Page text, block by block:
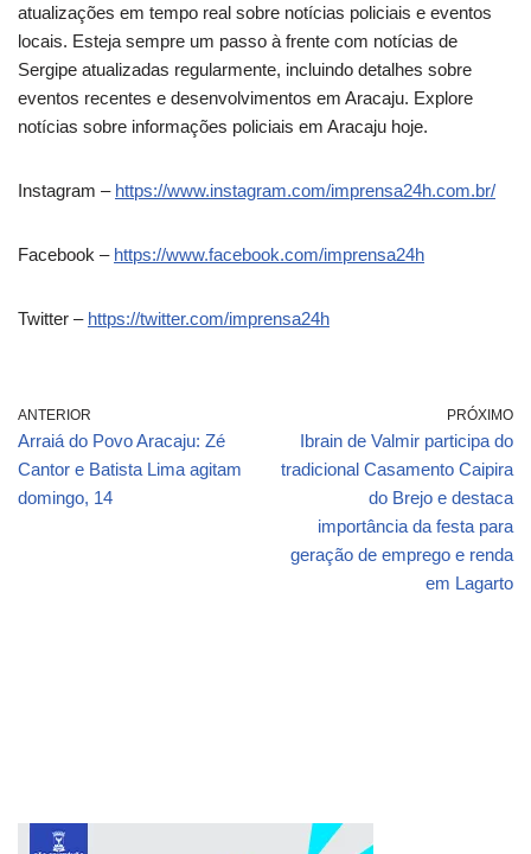
atualizações em tempo real sobre notícias policiais e eventos
locais. Esteja sempre um passo à frente com notícias de
Sergipe atualizadas regularmente, incluindo detalhes sobre
eventos recentes e desenvolvimentos em Aracaju. Explore
notícias sobre informações policiais em Aracaju hoje.
Instagram – https://www.instagram.com/imprensa24h.com.br/
Facebook – https://www.facebook.com/imprensa24h
Twitter – https://twitter.com/imprensa24h
ANTERIOR
Arraiá do Povo Aracaju: Zé
Cantor e Batista Lima agitam
domingo, 14
PRÓXIMO
Ibrain de Valmir participa do
tradicional Casamento Caipira
do Brejo e destaca
importância da festa para
geração de emprego e renda
em Lagarto